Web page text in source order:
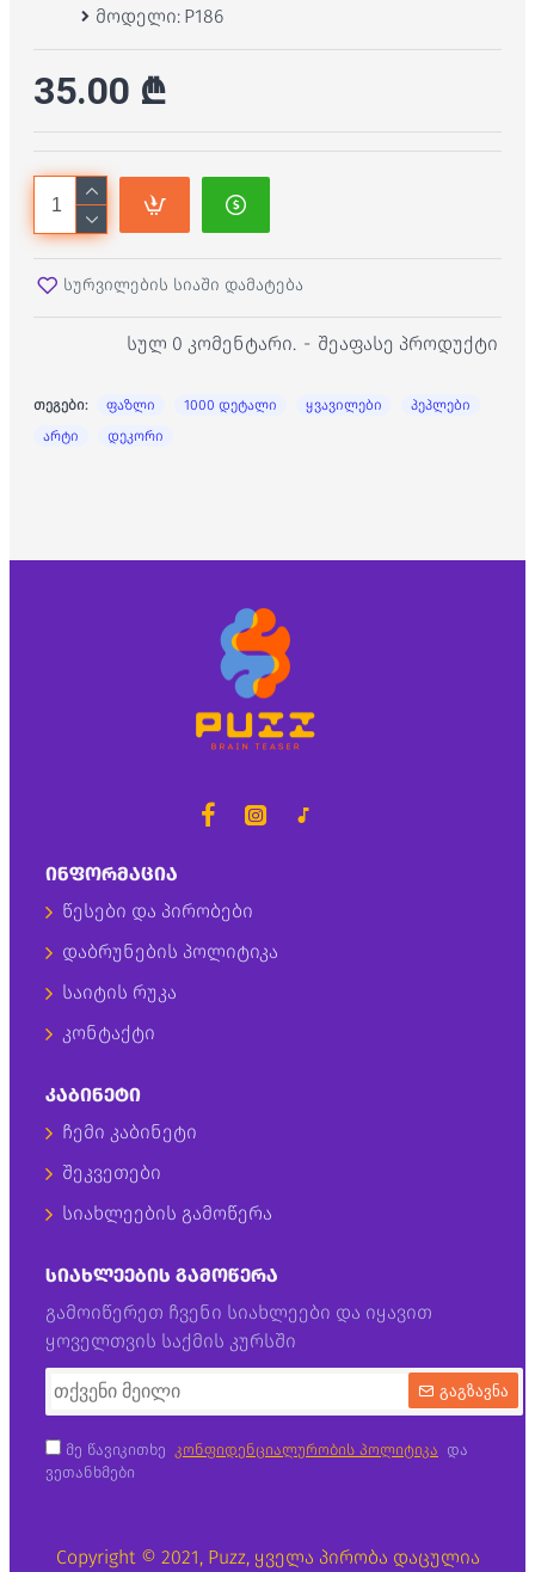
მოდელი: P186
სულ 0 კომენტარი. - შეაფასე პროდუქტი
35.00 ₾
სურვილების სიაში დამატება
თეგები: ფაზლი 1000 დეტალი ყვავილები
პეპლები
არტი
დეკორი
ᲘᲜᲤᲝᲠᲛᲐᲪᲘᲐ
წესები და პირობები
დაბრუნების პოლიტიკა
საიტის რუკა
კონტაქტი
ᲙᲐᲑᲘᲜᲔᲢᲘ
ჩემი კაბინეტი
შეკვეთები
სიახლეების გამოწერა
ᲡᲘᲐᲮᲚᲔᲔᲑᲘᲡ ᲒᲐᲛᲝᲬᲔᲠᲐ
გამოიწერეთ ჩვენი სიახლეები და იყავით
ყოველთვის საქმის კურსში
გაგზავნა
მე წავიკითხე კონფიდენციალურობის პოლიტიკა და
ვეთანხმები
Copyright © 2021, Puzz, ყველა პირობა დაცულია